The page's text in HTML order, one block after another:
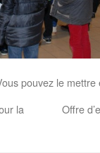
pouvez le
la
Offre